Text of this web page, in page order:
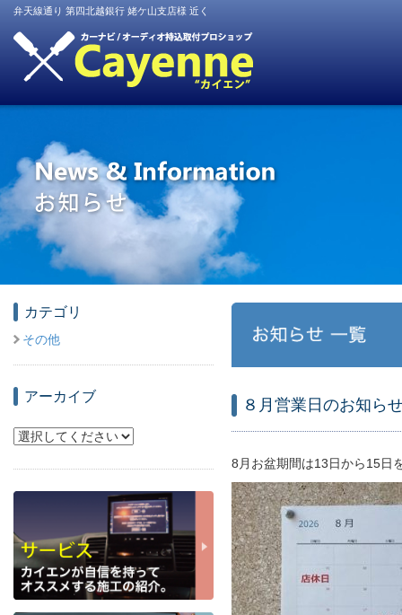
弁天線通り 第四北越銀行 姥ケ山支店様 近く
８月営業日のお知ら
8月お盆期間は13日から15日
カテゴリ
その他
アーカイブ